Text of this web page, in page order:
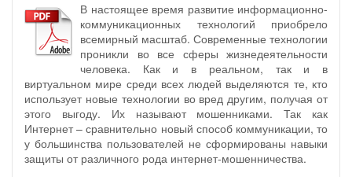
В настоящее время развитие информационно-
коммуникационных технологий приобрело
всемирный масштаб. Современные технологии
проникли во все сферы жизнедеятельности
человека. Как и в реальном, так и в
виртуальном мире среди всех людей выделяются те, кто
использует новые технологии во вред другим, получая от
этого выгоду. Их называют мошенниками. Так как
Интернет – сравнительно новый способ коммуникации, то
у большинства пользователей не сформированы навыки
защиты от различного рода интернет-мошенничества.